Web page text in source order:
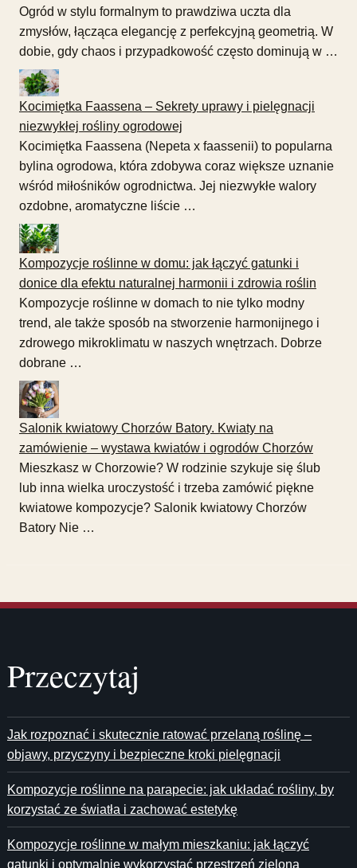
Ogród w stylu formalnym to prawdziwa uczta dla
zmysłów, łącząca elegancję z perfekcyjną geometrią. W
dobie, gdy chaos i przypadkowość często dominują w …
Kocimiętka Faassena – Sekrety uprawy i pielęgnacji
niezwykłej rośliny ogrodowej
Kocimiętka Faassena (Nepeta x faassenii) to popularna
bylina ogrodowa, która zdobywa coraz większe uznanie
wśród miłośników ogrodnictwa. Jej niezwykłe walory
ozdobne, aromatyczne liście …
Kompozycje roślinne w domu: jak łączyć gatunki i
donice dla efektu naturalnej harmonii i zdrowia roślin
Kompozycje roślinne w domach to nie tylko modny
trend, ale także sposób na stworzenie harmonijnego i
zdrowego mikroklimatu w naszych wnętrzach. Dobrze
dobrane …
Salonik kwiatowy Chorzów Batory. Kwiaty na
zamówienie – wystawa kwiatów i ogrodów Chorzów
Mieszkasz w Chorzowie? W rodzinie szykuje się ślub
lub inna wielka uroczystość i trzeba zamówić piękne
kwiatowe kompozycje? Salonik kwiatowy Chorzów
Batory Nie …
Przeczytaj
Jak rozpoznać i skutecznie ratować przelaną roślinę –
objawy, przyczyny i bezpieczne kroki pielęgnacji
Kompozycje roślinne na parapecie: jak układać rośliny, by
korzystać ze światła i zachować estetykę
Kompozycje roślinne w małym mieszkaniu: jak łączyć
gatunki i optymalnie wykorzystać przestrzeń zieloną